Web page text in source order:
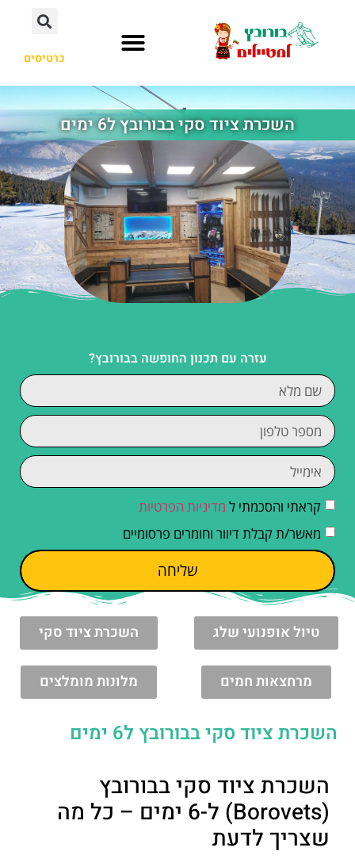
כרטיסים
השכרת ציוד סקי בבורובץ ל6 ימים
עזרה עם תכנון החופשה בבורובץ?
קראתי והסכמתי ל מדיניות הפרטיות
מאשר/ת קבלת דיוור וחומרים פרסומיים
שליחה
טיול אופנועי שלג השכרת ציוד סקי
מרחצאות חמים מלונות מומלצים
השכרת ציוד סקי בבורובץ ל6 ימים
השכרת ציוד סקי בבורובץ
(Borovets) ל-6 ימים – כל מה
שצריך לדעת